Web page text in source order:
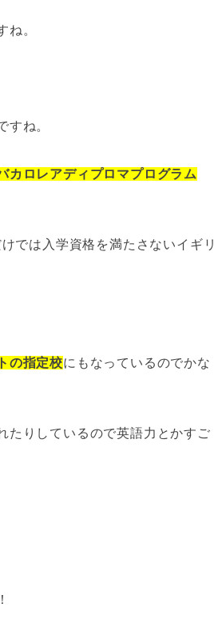
ね。
すね。
カロレアディプロマプログラム
では入学資格を満たさないイギリ
の指定校にもなっているのでかな
たりしているので英語力とかすご